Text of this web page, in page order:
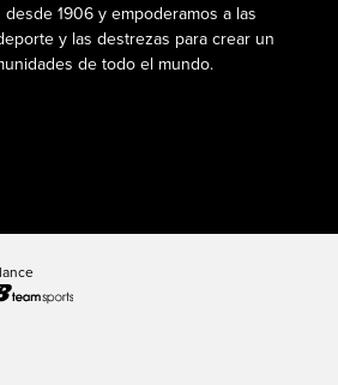
médico
1906 y empoderamos a las
y las destrezas para crear un
de todo el mundo.